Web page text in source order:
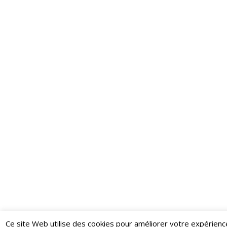
Ce site Web utilise des cookies pour améliorer votre